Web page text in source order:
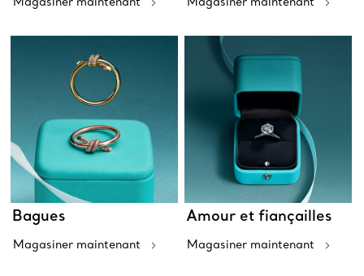
Bagues
Magasiner maintenant
Amour et fiançailles
Magasiner maintenant